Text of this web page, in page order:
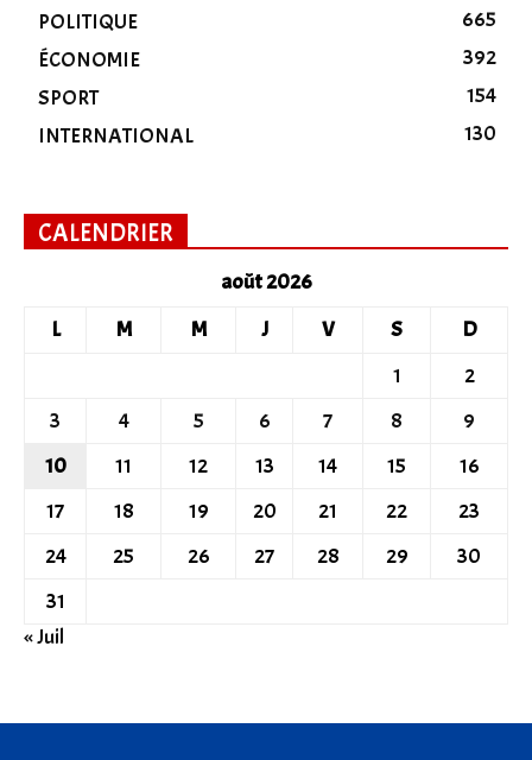
POLITIQUE
665
ÉCONOMIE
392
SPORT
154
INTERNATIONAL
130
CALENDRIER
août 2026
L
M M J V S
D
1
2
3
4 5 6 7 8
9
10
11 12 13 14 15
16
17
18 19 20 21 22
23
24
25 26 27 28 29
30
31
« Juil